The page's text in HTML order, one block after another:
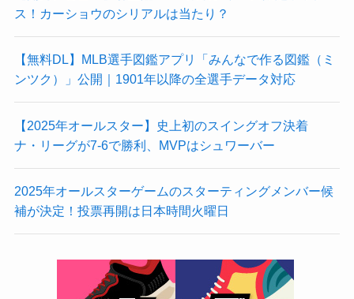
ス！カーショウのシリアルは当たり？
【無料DL】MLB選手図鑑アプリ「みんなで作る図鑑（ミ
ンツク）」公開｜1901年以降の全選手データ対応
【2025年オールスター】史上初のスイングオフ決着
ナ・リーグが7-6で勝利、MVPはシュワーバー
2025年オールスターゲームのスターティングメンバー候
補が決定！投票再開は日本時間火曜日